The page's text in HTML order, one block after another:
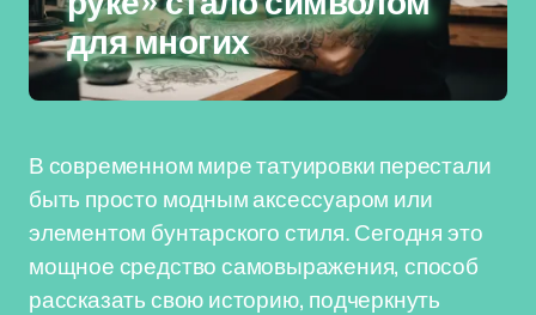
для многих
В современном мире татуировки перестали
быть просто модным аксессуаром или
элементом бунтарского стиля. Сегодня это
мощное средство самовыражения, способ
рассказать свою историю, подчеркнуть